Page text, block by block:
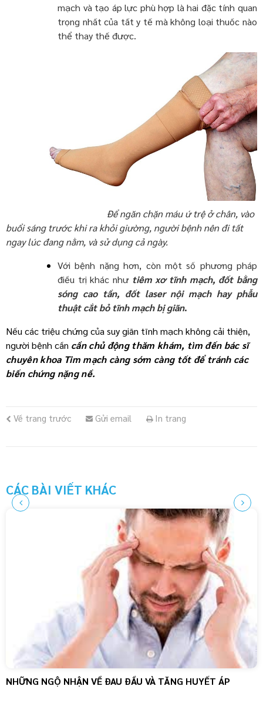
mạch và tạo áp lực phù hợp là hai đặc tính quan
trọng nhất của tất y tế mà không loại thuốc nào
thể thay thế được.
Để ngăn chặn máu ứ trệ ở chân, vào
buổi sáng trước khi ra khỏi giường, người bệnh nên đi tất
ngay lúc đang nằm, và sử dụng cả ngày.
Với bệnh nặng hơn, còn một số phương pháp
điều trị khác như tiêm xơ tĩnh mạch, đốt bằng
sóng cao tần, đốt laser nội mạch hay phẫu
thuật cắt bỏ tĩnh mạch bị giãn.
Nếu các triệu chứng của suy giãn tĩnh mạch không cải thiện,
người bệnh cần cần chủ động thăm khám, tìm đến bác sĩ
chuyên khoa Tim mạch càng sớm càng tốt để tránh các
biến chứng nặng nề.
Về trang trước Gửi email In trang
CÁC BÀI VIẾT KHÁC
HUYẾT ÁP